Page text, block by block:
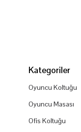
Kategoriler
Oyuncu Koltuğu
Oyuncu Masası
Ofis Koltuğu